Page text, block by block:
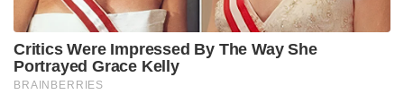
Critics Were Impressed By The Way She
Portrayed Grace Kelly
BRAINBERRIES